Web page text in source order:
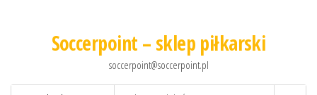
Soccerpoint – sklep piłkarski
soccerpoint@soccerpoint.pl